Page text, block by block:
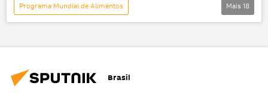
Programa Mundial de Alimentos
Oriente Médio e África
Mundo
Abdallah Y. Al-Mouallimi
Mais 18
Brasil